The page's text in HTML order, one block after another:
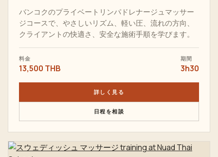
バンコクのプライベートリンパドレナージュマッサー
ジコースで、やさしいリズム、軽い圧、流れの方向、
クライアントの快適さ、安全な施術手順を学びます。
料金
13,500 THB
期間
3h30
詳しく見る
日程を相談